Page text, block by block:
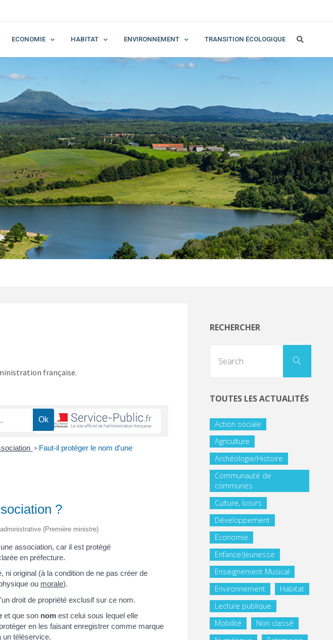
ECONOMIE HABITAT ENVIRONNEMENT TRANSITION ÉCOLOGIQUE
française.
> Faut-il protéger le nom d'une
?
(Première ministre)
association, car il est protégé
en préfecture.
ni original (à la condition de ne pas créer de
ou morale).
droit de propriété exclusif sur ce nom.
et que son nomest celui sous lequel elle
en les faisant enregistrer comme marque
un téléservice.
RECHERCHER
TOUTES LES ACTUALITÉS
Action sociale
Agriculture
Archéologie/Histoire
Communauté de
communes
Culture, loisirs
Développement
Economie
Enfance/Jeunesse
Enseignement Musical
Environnement
Habitat
Lecture publique
Mobilité
Non classé